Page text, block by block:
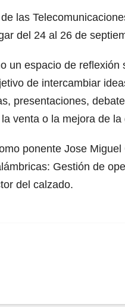
las
del 24 al 26 de
un espacio de
de intercambiar
presentaciones,
venta o la mejora de
ponente Jose
Gestión de
del calzado.